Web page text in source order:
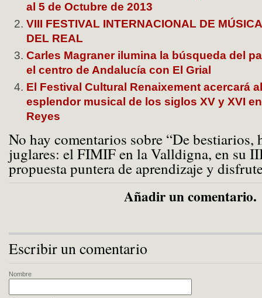
al 5 de Octubre de 2013
VIII FESTIVAL INTERNACIONAL DE
DEL REAL
Carles Magraner ilumina la búsqueda del
el centro de Andalucía con El Grial
El Festival Cultural Renaixement acercará
esplendor musical de los siglos XV y XVI
Reyes
No hay comentarios sobre “De bestiarios,
juglares: el FIMIF en la Valldigna, en su
propuesta puntera de aprendizaje y
Añadir un comentario.
Escribir un comentario
Nombre